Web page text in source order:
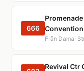
666
Från Damai
Revival Ctr